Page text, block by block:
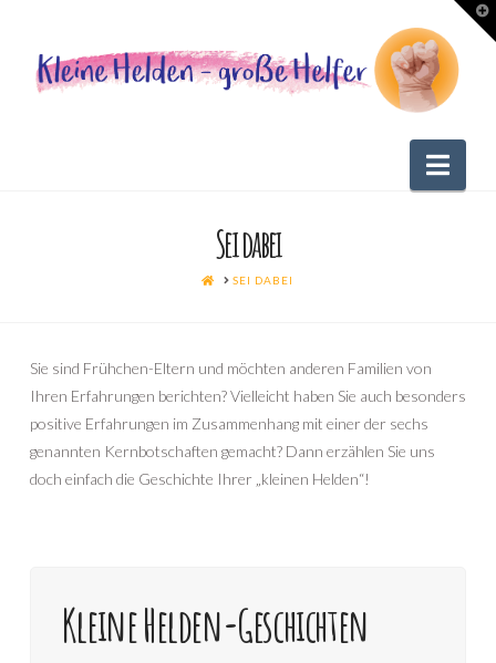
Sei dabei
HOMESEI DABEI
Sie sind Frühchen-Eltern und möchten anderen Familien von
Ihren Erfahrungen berichten? Vielleicht haben Sie auch besonders
positive Erfahrungen im Zusammenhang mit einer der sechs
genannten Kernbotschaften gemacht? Dann erzählen Sie uns
doch einfach die Geschichte Ihrer „kleinen Helden“!
Kleine Helden-Geschichten